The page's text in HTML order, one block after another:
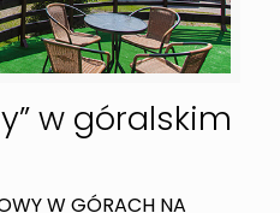
w góralskim
W GÓRACH NA